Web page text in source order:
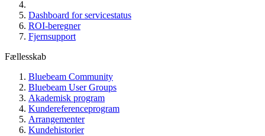
Dashboard for servicestatus
ROI-beregner
Fjernsupport
Fællesskab
Bluebeam Community
Bluebeam User Groups
Akademisk program
Kundereferenceprogram
Arrangementer
Kundehistorier